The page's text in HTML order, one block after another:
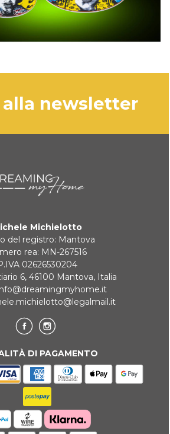
newsletter
Michielotto
del registro: Mantova
rea: MN-267516
02626530204
6, 46100 Mantova, Italia
DI PAGAMENTO